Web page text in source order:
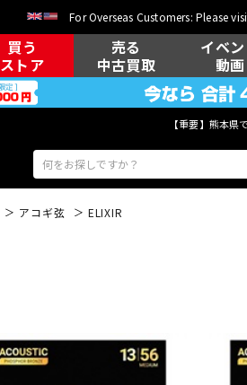
For Overseas Customers: Please
買う
ストア
売る
中古買取
イベン
動画
【重要】熊本
電子ピアノ 管楽
アコギ弦 ELIXIR